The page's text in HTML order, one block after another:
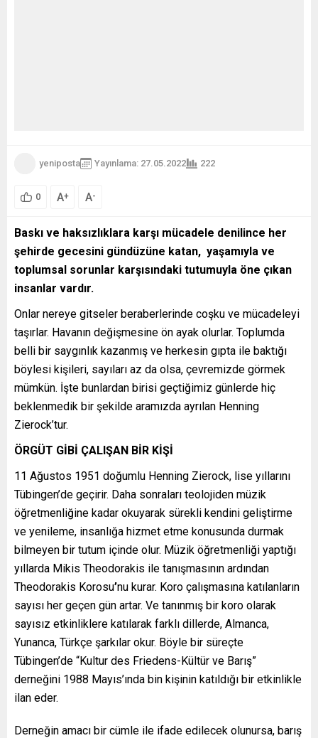
yeniposta Yayınlama: 27.05.2022 222
0 A+ A-
Baskı ve haksızlıklara karşı mücadele denilince her
şehirde gecesini gündüzüne katan, yaşamıyla ve
toplumsal sorunlar karşısındaki tutumuyla öne çıkan
insanlar vardır.
Onlar nereye gitseler beraberlerinde coşku ve mücadeleyi
taşırlar. Havanın değişmesine ön ayak olurlar. Toplumda
belli bir saygınlık kazanmış ve herkesin gıpta ile baktığı
böylesi kişileri, sayıları az da olsa, çevremizde görmek
mümkün. İşte bunlardan birisi geçtiğimiz günlerde hiç
beklenmedik bir şekilde aramızda ayrılan Henning
Zierock’tur.
ÖRGÜT GİBİ ÇALIŞAN BİR KİŞİ
11 Ağustos 1951 doğumlu Henning Zierock, lise yıllarını
Tübingen’de geçirir. Daha sonraları teolojiden müzik
öğretmenliğine kadar okuyarak sürekli kendini geliştirme
ve yenileme, insanlığa hizmet etme konusunda durmak
bilmeyen bir tutum içinde olur. Müzik öğretmenliği yaptığı
yıllarda Mikis Theodorakis ile tanışmasının ardından
Theodorakis Korosu’nu kurar. Koro çalışmasına katılanların
sayısı her geçen gün artar. Ve tanınmış bir koro olarak
sayısız etkinliklere katılarak farklı dillerde, Almanca,
Yunanca, Türkçe şarkılar okur. Böyle bir süreçte
Tübingen’de “Kultur des Friedens-Kültür ve Barış”
derneğini 1988 Mayıs’ında bin kişinin katıldığı bir etkinlikle
ilan eder.
Derneğin amacı bir cümle ile ifade edilecek olunursa, barış